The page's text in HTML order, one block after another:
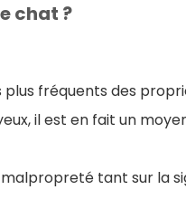
chat ?
fréquents des
il est en fait un
tant sur la